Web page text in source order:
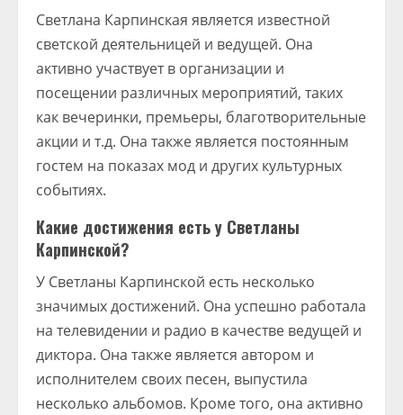
Светлана Карпинская является известной
светской деятельницей и ведущей. Она
активно участвует в организации и
посещении различных мероприятий, таких
как вечеринки, премьеры, благотворительные
акции и т.д. Она также является постоянным
гостем на показах мод и других культурных
событиях.
Какие достижения есть у Светланы
Карпинской?
У Светланы Карпинской есть несколько
значимых достижений. Она успешно работала
на телевидении и радио в качестве ведущей и
диктора. Она также является автором и
исполнителем своих песен, выпустила
несколько альбомов. Кроме того, она активно